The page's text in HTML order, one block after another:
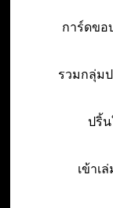
การ์ดข
รวมกลุ่ม
ปริ้
เข้าเ